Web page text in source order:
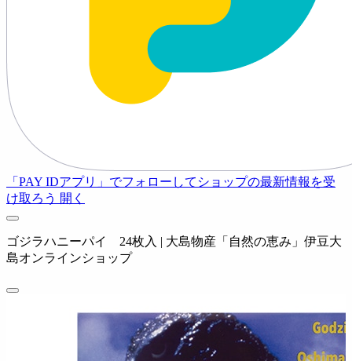
「PAY IDアプリ」でフォローしてショップの最新情報を受
け取ろう 開く
ゴジラハニーパイ 24枚入 | 大島物産「自然の恵み」伊豆大
島オンラインショップ